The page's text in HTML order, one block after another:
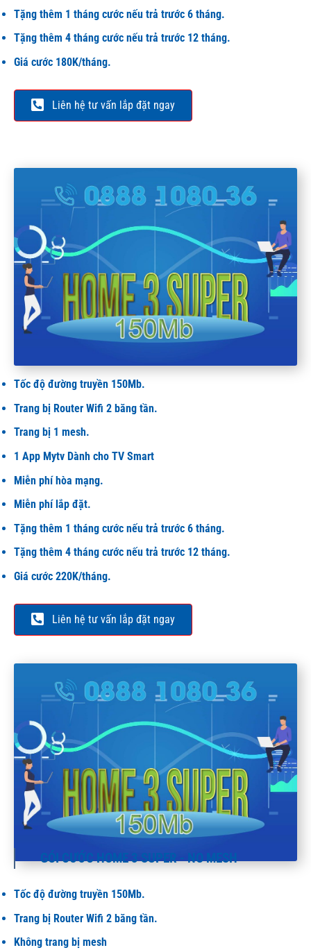
Tặng thêm 1 tháng cước nếu trả trước 6 tháng.
Tặng thêm 4 tháng cước nếu trả trước 12 tháng.
Giá cước 180K/tháng.
Liên hệ tư vấn lắp đặt ngay
GÓI CƯỚC HOME 3 SUPER
Tốc độ đường truyền 150Mb.
Trang bị Router Wifi 2 băng tần.
Trang bị 1 mesh.
1 App Mytv Dành cho TV Smart
Miễn phí hòa mạng.
Miễn phí lắp đặt.
Tặng thêm 1 tháng cước nếu trả trước 6 tháng.
Tặng thêm 4 tháng cước nếu trả trước 12 tháng.
Giá cước 220K/tháng.
Liên hệ tư vấn lắp đặt ngay
GÓI CƯỚC HOME 3 SUPER - NO MESH
Tốc độ đường truyền 150Mb.
Trang bị Router Wifi 2 băng tần.
Không trang bị mesh